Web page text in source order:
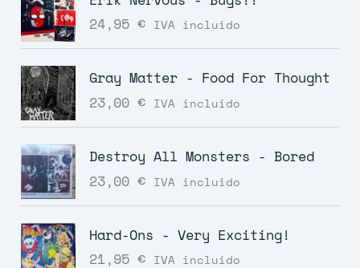
24,95€ IVA incluido
Gray Matter - Food For Thought
23,00€ IVA incluido
Destroy All Monsters - Bored
23,00€ IVA incluido
Hard-Ons - Very Exciting!
21,95€ IVA incluido